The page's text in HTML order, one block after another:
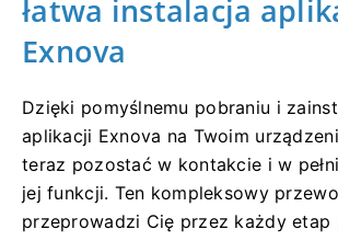
łatwa instalacja
Exnova
Dzięki pomyślnemu pobraniu i
aplikacji Exnova na Twoim
teraz pozostać w kontakcie i w
jej funkcji. Ten kompleksowy
przeprowadzi Cię przez każdy etap